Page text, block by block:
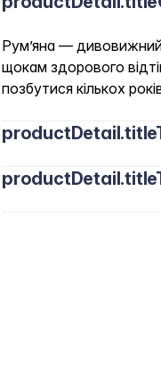
Рум’яна — дивовижний
щокам здорового
позбутися кількох